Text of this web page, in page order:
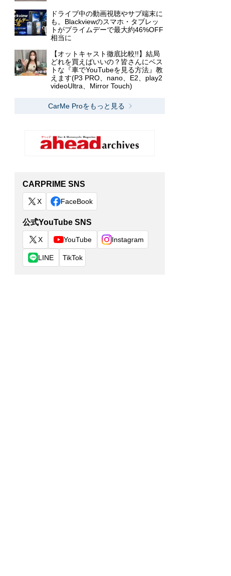
ドライブ中の動画視聴やサブ端末に
も。Blackviewのスマホ・タブレッ
トがプライムデーで最大約46%OFF
相当に
【オットキャスト徹底比較!!】結局
どれを買えばいいの？皆さんにベス
トな『車でYouTubeを見る方法』教
えます(P3 PRO、nano、E2、play2
videoUltra、Mirror Touch)
CarMe Proをもっと見る
CARPRIME SNS
X FaceBook
公式YouTube SNS
X YouTube Instagram
LINE TikTok